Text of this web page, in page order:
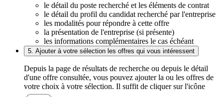
le détail du poste recherché et les éléments de contrat
le détail du profil du candidat recherché par l'entreprise
les modalités pour répondre à cette offre
la présentation de l'entreprise (si présente)
les informations complémentaires le cas échéant
5. Ajouter à votre sélection les offres qui vous intéressent
Depuis la page de résultats de recherche ou depuis le détail
d'une offre consultée, vous pouvez ajouter la ou les offres de
votre choix à votre sélection. Il suffit de cliquer sur l'icône